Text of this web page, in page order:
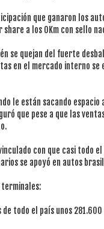
que ganaron los
a los 0Km con sello
se quejan del fuerte
en el mercado interno
le están sacando espacio
que pese a que las
con que casi todo
se apoyó en autos
terminales:
todo el país unos